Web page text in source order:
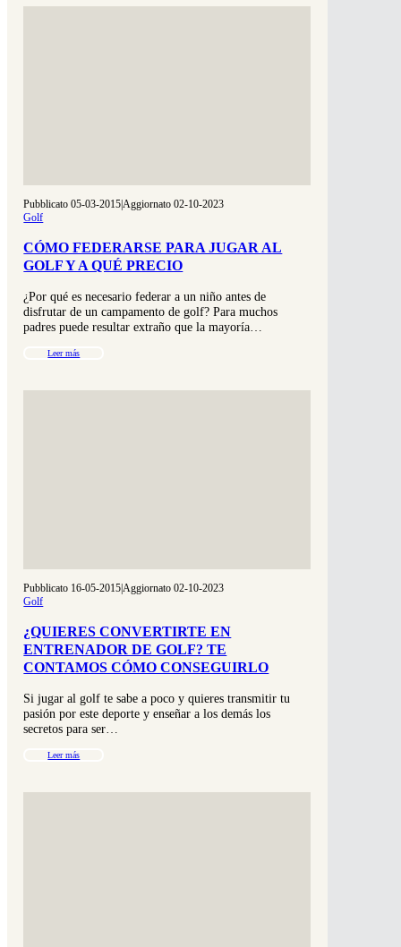
Pubblicato 05-03-2015|Aggiornato 02-10-2023
Golf
CÓMO FEDERARSE PARA JUGAR AL
GOLF Y A QUÉ PRECIO
¿Por qué es necesario federar a un niño antes de
disfrutar de un campamento de golf? Para muchos
padres puede resultar extraño que la mayoría…
Leer más
Pubblicato 16-05-2015|Aggiornato 02-10-2023
Golf
¿QUIERES CONVERTIRTE EN
ENTRENADOR DE GOLF? TE
CONTAMOS CÓMO CONSEGUIRLO
Si jugar al golf te sabe a poco y quieres transmitir tu
pasión por este deporte y enseñar a los demás los
secretos para ser…
Leer más